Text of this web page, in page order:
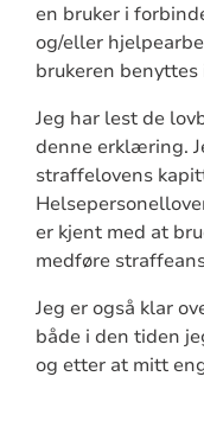
en bruker i
og/eller
brukeren
Jeg har lest de
denne erklæring.
straffelovens
er kjent med at
medføre
Jeg er også klar
både i den tiden
og etter at mitt